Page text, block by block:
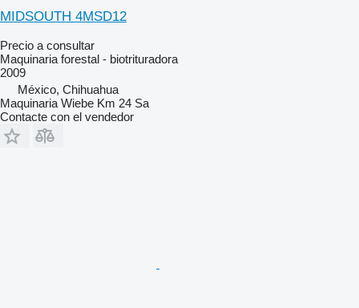
MIDSOUTH 4MSD12
Precio a consultar
Maquinaria forestal - biotrituradora
2009
México, Chihuahua
Maquinaria Wiebe Km 24 Sa
Contacte con el vendedor